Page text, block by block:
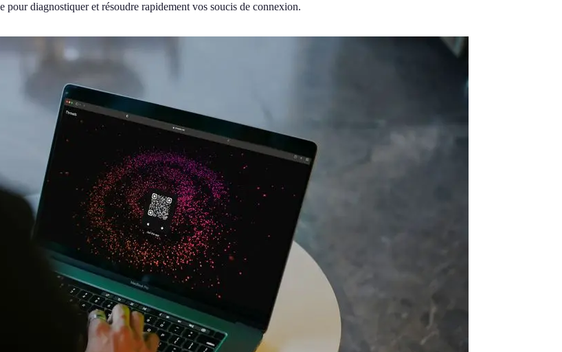
diagnostiquer et résoudre rapidement vos soucis de connexion.